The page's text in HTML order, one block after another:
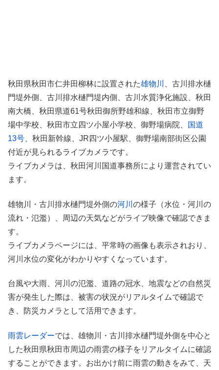
秋田県秋田市仁井田柳林に設置された雄物川
、古川排水樋
門堤外側、古川排水樋門堤内側、古川水質浄化施設、秋田
南大橋、秋田県道61号秋田御所野雄和線、秋田市立御野
場中学校、秋田市立四ツ小屋小学校、御野場病院、
国道
13号 、秋田新幹線、JR四ツ小屋駅、御野場南部街区公園
付近が見られるライブカメラです。
ライブカメラは、秋田河川国道事務所により運営されてい
ます。
雄物川・古川排水樋門堤外側の河川 の様子（水位・河川の
流れ・氾濫）、周辺の天気などがライブ映像で確認できま
す。
ライブカメラページには、平常時の画像も表示されおり、
河川水位の変化がわかりやすくなっています。
台風や大雨、河川の氾濫、道路の冠水、地震などの自然災
害が発生した際は、被害の状況がリアルタイムで確認で
き、防災カメラとして活用できます。
雨雲レーダーでは、雄物川・古川排水樋門堤外側を中心と
した秋田県秋田市周辺の雨雲の様子をリアルタイムに確認
することができます。お出かけ前に雨雲の動きをみて、天